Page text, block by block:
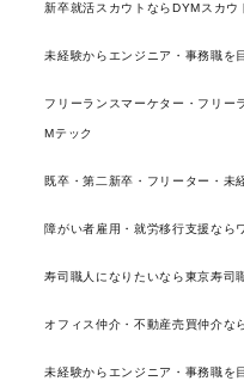
新卒就活スカウトならDYMスカウ
未経験からエンジニア・事務職を
フリーランスマーケター・フリー
Mテック
既卒・第二新卒・フリーター・未
障がい者雇用・就労移行支援なら
寿司職人になりたいなら東京寿司
オフィス仲介・不動産売買仲介な
未経験からエンジニア・事務職を